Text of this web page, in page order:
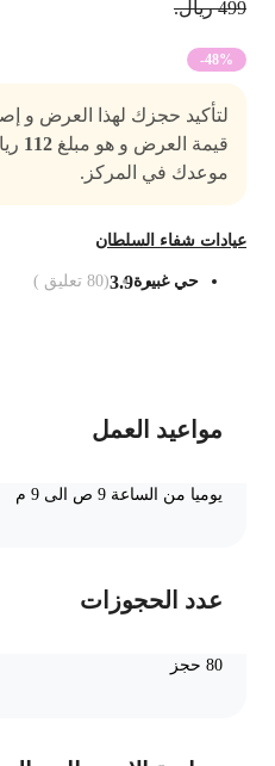
-48%
لتأكيد حجزك لهذا العرض و
قيمة العرض و هو مبلغ112 ريال،
موعدك في المركز.
شفاء السلطان
حي غبيرة3.9
(
80تعليق )
مواعيد العمل
يوميا من الساعة 9 ص الى 9 م
عدد الحجوزات